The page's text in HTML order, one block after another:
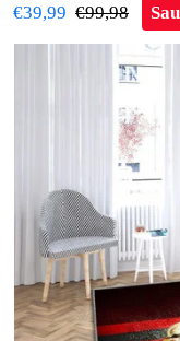
€39,99 €99,98